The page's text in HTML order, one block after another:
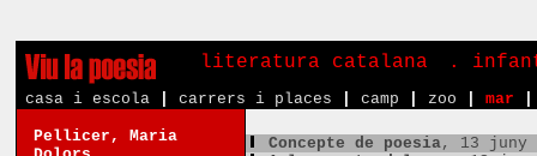
literatura catalana .
casa i escola carrers i places camp zoo mar
Pellicer, Maria
Concepte de poesia, 13 juny